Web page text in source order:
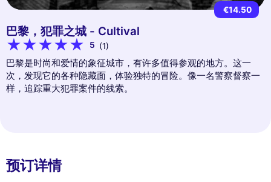
€14.50
巴黎，犯罪之城 - Cultival
5 (1)
巴黎是时尚和爱情的象征城市，有许多值得参观的地方。这一
次，发现它的各种隐藏面，体验独特的冒险。像一名警察督察一
样，追踪重大犯罪案件的线索。
预订详情